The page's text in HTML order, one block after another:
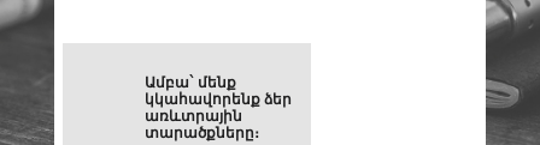
Ամբա` մենք
կկահավորենք ձեր
առևտրային
տարածքները։